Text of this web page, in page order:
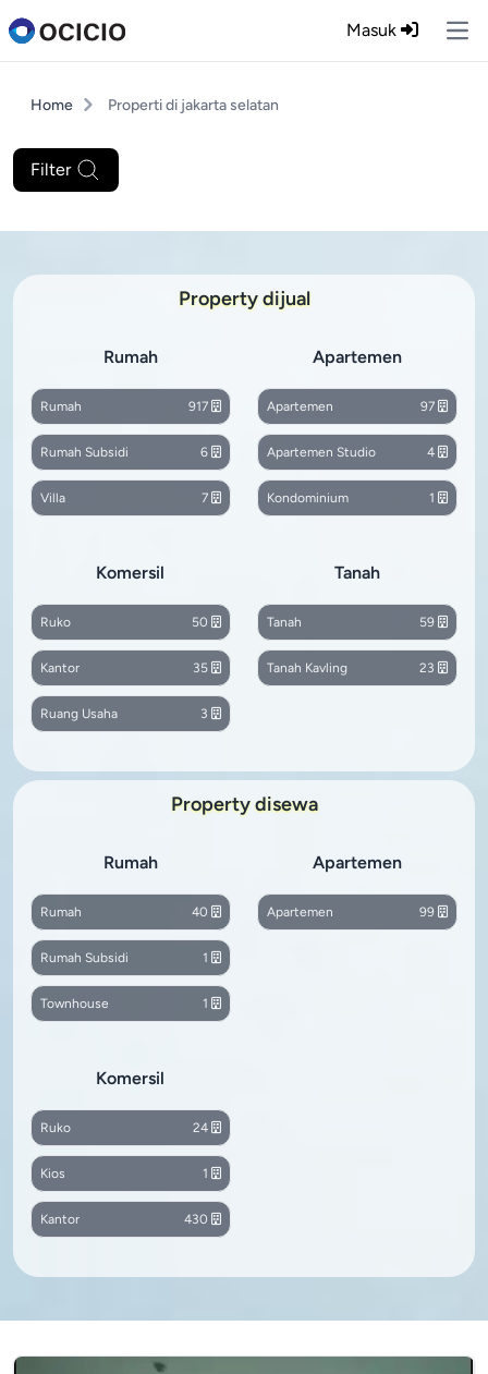
Masuk
Home Properti di jakarta selatan
Filter
Property dijual
Rumah
Rumah 917
Rumah Subsidi 6
Villa 7
Apartemen
Apartemen 97
Apartemen Studio 4
Kondominium 1
Komersil
Ruko 50
Kantor 35
Ruang Usaha 3
Tanah
Tanah 59
Tanah Kavling 23
Property disewa
Rumah
Rumah 40
Rumah Subsidi 1
Townhouse 1
Apartemen
Apartemen 99
Komersil
Ruko 24
Kios 1
Kantor 430